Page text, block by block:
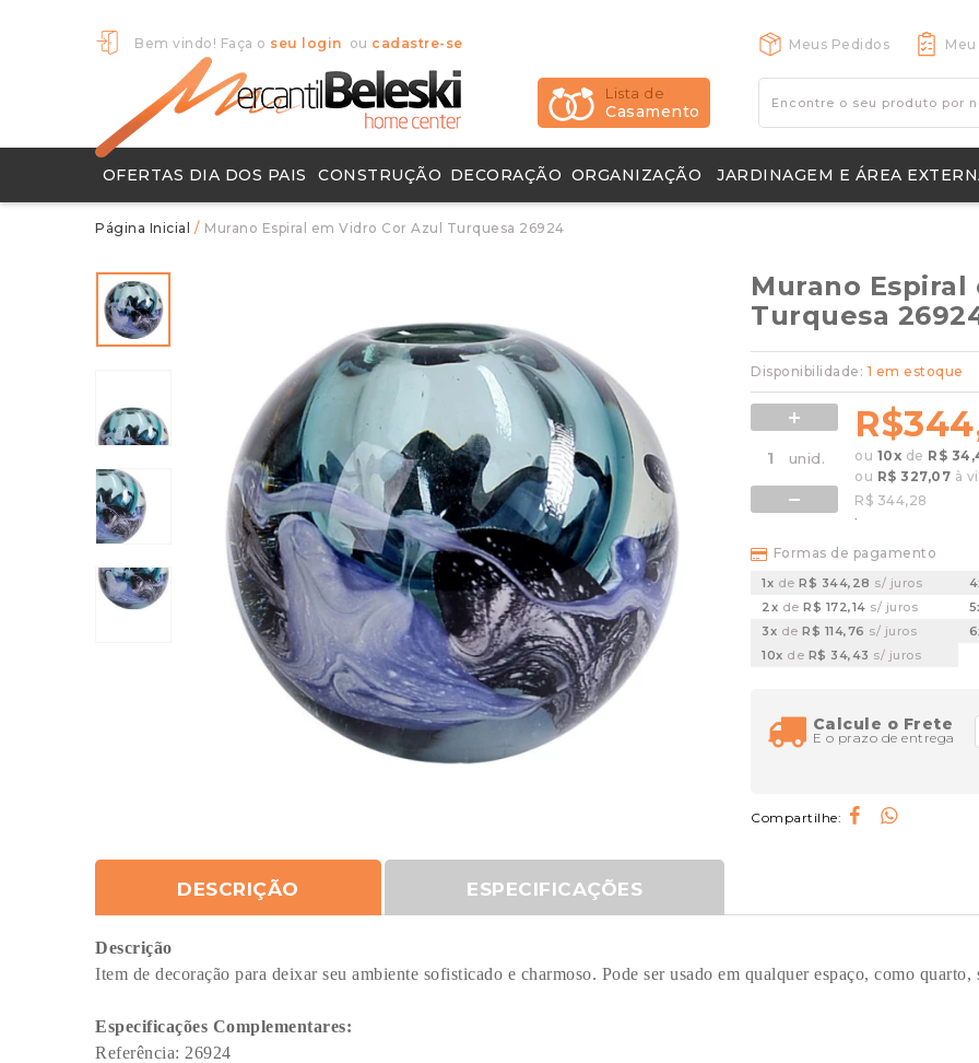
Bem vindo! Faça o seu login ou cadastre-se
Lista de
Casamento
Meus Pedidos
OFERTAS DIA DOS PAIS CONSTRUÇÃO DECORAÇÃO ORGANIZAÇÃO JARDINAGEM E ÁREA
/ Murano Espiral em Vidro Cor Azul Turquesa 26924
Murano Espiral
Turquesa
Disponibilidade: 1 em estoque
ou 10x de R$
ou R$ 327,07 à
R$ 344,28
.
Formas de pagamento
1x de R$ 344,28 s/ juros
2x de R$ 172,14 s/ juros
3x de R$ 114,76 s/ juros
10x de R$ 34,43 s/ juros
Calcule o Frete
E o prazo de entrega
Compartilhe:
DESCRIÇÃO
Descrição
Item de decoração para deixar seu ambiente sofisticado e charmoso. Pode ser usado em qualquer espaço, como
Especificações Complementares:
Referência: 26924
ESPECIFICAÇÕES